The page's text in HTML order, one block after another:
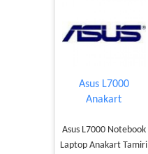
Asus L7000
Anakart
Asus L7000 Notebook
Laptop Anakart Tamiri